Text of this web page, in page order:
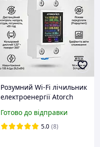
Розумний Wi-Fi лічильник
електроенергії Atorch
однофазний, DIN-рейка,
екран, захист
Готово до відправки
5.0 (8)